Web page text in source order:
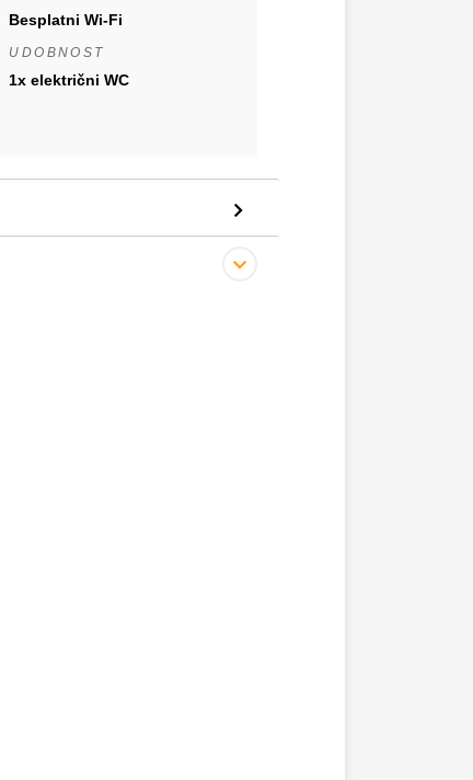
Besplatni Wi-Fi
UDOBNOST
1x električni WC